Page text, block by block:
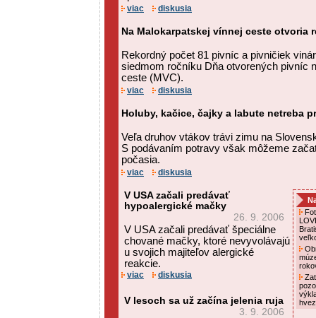
viac diskusia
Na Malokarpatskej vínnej ceste otvoria
Rekordný počet 81 pivníc a pivničiek
siedmom ročníku Dňa otvorených pivníc
ceste (MVC).
viac diskusia
Holuby, kačice, čajky a labute netreba
Veľa druhov vtákov trávi zimu na
S podávaním potravy však môžeme
počasia.
viac diskusia
V USA začali predávať
hypoalergické mačky
26. 9. 2006
V USA začali predávať špeciálne
chované mačky, ktoré nevyvolávajú
u svojich majiteľov alergické
reakcie.
viac diskusia
V lesoch sa už začína jelenia ruja
3. 9. 2006